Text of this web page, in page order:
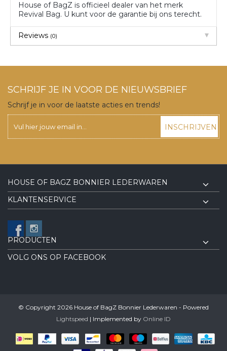
House of BagZ is officieel dealer van het merk
Revival Bag. U kunt voor de garantie bij ons terecht.
Reviews (0)
SCHRIJF JE IN VOOR DE NIEUWSBRIEF
Schrijf je in voor de laatste acties en trends!
INSCHRIJVEN
HOUSE OF BAGZ BONNIER LEDERWAREN
KLANTENSERVICE
PRODUCTEN
VOLG ONS OP FACEBOOK
© Copyright 2026 House of BagZ Bonnier Lederwaren - Powered
Lightspeed | Implemented by Online ID